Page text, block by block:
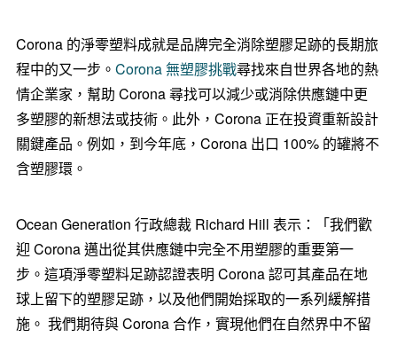
Corona 的淨零塑料成就是品牌完全消除塑膠足跡的長期旅
程中的又一步。 Corona 無塑膠挑戰尋找來自世界各地的熱
情企業家，幫助 Corona 尋找可以減少或消除供應鏈中更
多塑膠的新想法或技術。此外，Corona 正在投資重新設計
關鍵產品。例如，到今年底，Corona 出口 100% 的罐將不
含塑膠環。
Ocean Generation 行政總裁 Richard Hill 表示：「我們歡
迎 Corona 邁出從其供應鏈中完全不用塑膠的重要第一
步。這項淨零塑料足跡認證表明 Corona 認可其產品在地
球上留下的塑膠足跡，以及他們開始採取的一系列緩解措
施。 我們期待與 Corona 合作，實現他們在自然界中不留